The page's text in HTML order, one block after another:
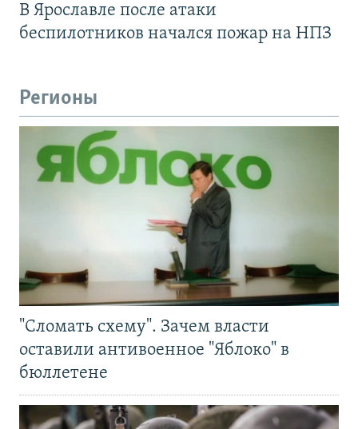
В Ярославле после атаки
беспилотников начался пожар на НПЗ
Регионы
"Сломать схему". Зачем власти
оставили антивоенное "Яблоко" в
бюллетене